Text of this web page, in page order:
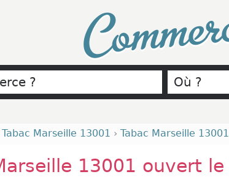
Tabac Marseille 13001 › Tabac Marseille
13001 ouvert le